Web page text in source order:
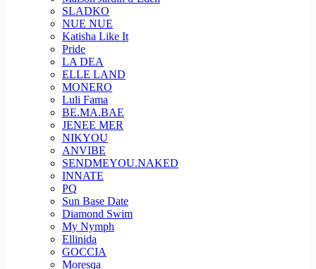
SLADKO
NUE NUE
Katisha Like It
Pride
LA DEA
ELLE LAND
MONERO
Luli Fama
BE.MA.BAE
JENEE MER
NIKYOU
ANVIBE
SENDMEYOU.NAKED
INNATE
PQ
Sun Base Date
Diamond Swim
My Nymph
Ellinida
GOCCIA
Moresqa